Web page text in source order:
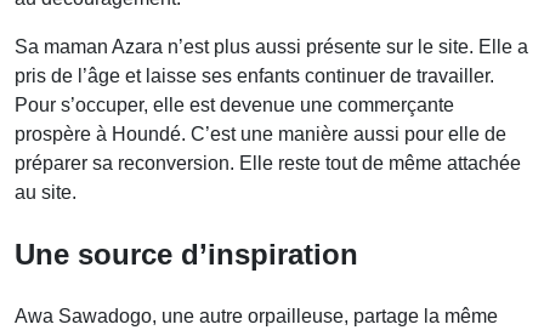
Sa maman Azara n’est plus aussi présente sur le site. Elle a
pris de l’âge et laisse ses enfants continuer de travailler.
Pour s’occuper, elle est devenue une commerçante
prospère à Houndé. C’est une manière aussi pour elle de
préparer sa reconversion. Elle reste tout de même attachée
au site.
Une source d’inspiration
Awa Sawadogo, une autre orpailleuse, partage la même